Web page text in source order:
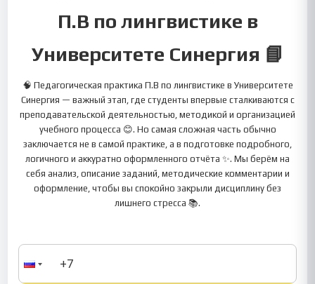
П.В по лингвистике в
Университете Синергия 📘
🧠 Педагогическая практика П.В по лингвистике в Университете
Синергия — важный этап, где студенты впервые сталкиваются с
преподавательской деятельностью, методикой и организацией
учебного процесса 😊. Но самая сложная часть обычно
заключается не в самой практике, а в подготовке подробного,
логичного и аккуратно оформленного отчёта ✨. Мы берём на
себя анализ, описание заданий, методические комментарии и
оформление, чтобы вы спокойно закрыли дисциплину без
лишнего стресса 📚.